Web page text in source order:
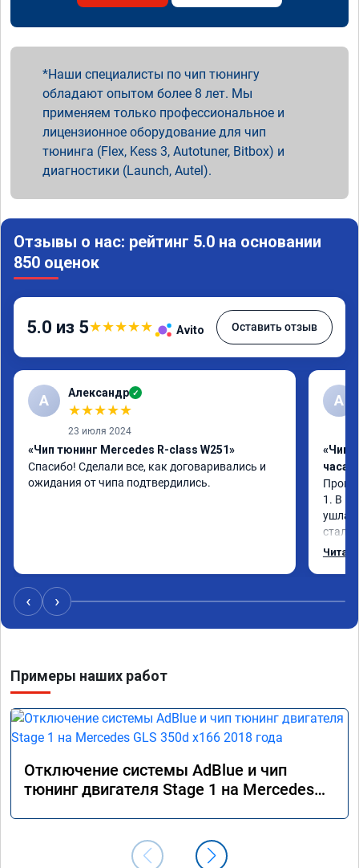
Наши специалисты по чип тюнингу
обладают опытом более 8 лет. Мы
применяем только профессиональное и
лицензионное оборудование для чип
тюнинга (Flex, Kess 3, Autotuner, Bitbox) и
диагностики (Launch, Autel).
Отзывы о нас: рейтинг 5.0 на основании
850 оценок
5.0 из 5★★★★★ Avito Оставить отзыв
А Александр ✓
★★★★★
23 июля 2024
«Чип тюнинг Mercedes R-class W251»
Спасибо! Сделали все, как договаривались и
ожидания от чипа подтвердились.
А
«Чип
часа»
1. В
ушла
стало
Одни
‹ ›
Примеры наших работ
Отключение системы AdBlue и чип
тюнинг двигателя Stage 1 на Mercedes